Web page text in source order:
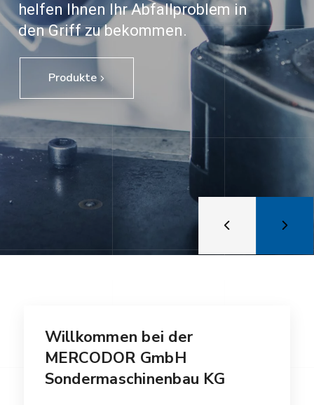
helfen Ihnen Ihr Abfallproblem in
den Griff zu bekommen.
Produkte
Willkommen bei der
MERCODOR GmbH
Sondermaschinenbau KG